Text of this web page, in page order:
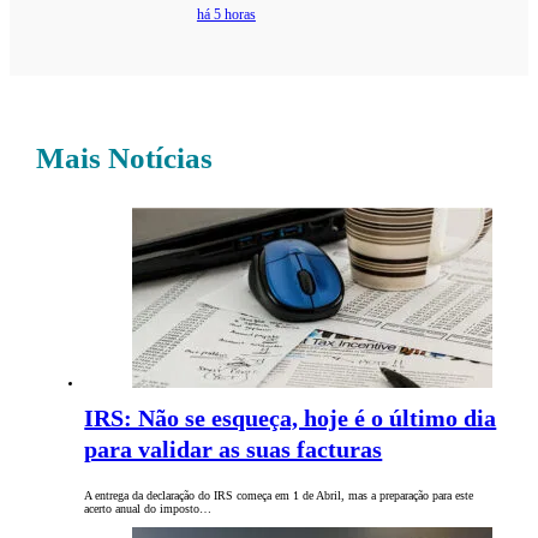
há 5 horas
Mais Notícias
IRS: Não se esqueça, hoje é o último dia
para validar as suas facturas
A entrega da declaração do IRS começa em 1 de Abril, mas a preparação para este
acerto anual do imposto…